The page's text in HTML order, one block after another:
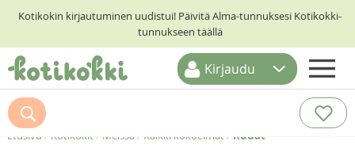
Kotikokin kirjautuminen uudistui! Päivitä Alma-tunnuksesi Kotikokki-
tunnukseen täällä
ETUSIVU
RESEPTIHAKU
Kirjaudu
Etusivu / Kotikokit/ Meissa/ Kaikki kokoelmat/ Ruuat